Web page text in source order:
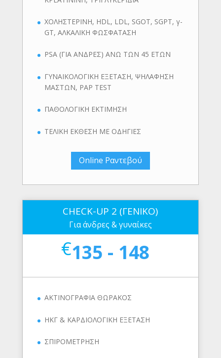
ΧΟΛΗΣΤΕΡΙΝΗ, HDL, LDL, SGOT, SGPT, γ-
GT, ΑΛΚΑΛΙΚΗ ΦΩΣΦΑΤΑΣΗ
PSA (ΓΙΑ ΑΝΔΡΕΣ) ΑΝΩ ΤΩΝ 45 ΕΤΩΝ
ΓΥΝΑΙΚΟΛΟΓΙΚΗ ΕΞΕΤΑΣΗ, ΨΗΛΑΦΗΣΗ
ΜΑΣΤΩΝ, PAP TEST
ΠΑΘΟΛΟΓΙΚΗ ΕΚΤΙΜΗΣΗ
ΤΕΛΙΚΗ ΕΚΘΕΣΗ ΜΕ ΟΔΗΓΙΕΣ
Online Ραντεβού
CHECK-UP 2 (ΓΕΝΙΚΟ)
Για άνδρες & γυναίκες
€135 - 148
ΑΚΤΙΝΟΓΡΑΦΙΑ ΘΩΡΑΚΟΣ
ΗΚΓ & ΚΑΡΔΙΟΛΟΓΙΚΗ ΕΞΕΤΑΣΗ
ΣΠΙΡΟΜΕΤΡΗΣΗ